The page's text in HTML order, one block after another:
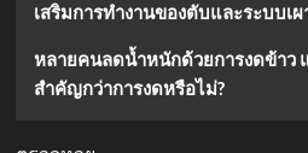
ที่
เสริม
การ
เสริมการทำงานของตับและระบบเ
หลายคนลดน้ำหนักด้วยการงดข้าว
สำคัญกว่าการงดหรือไม่?